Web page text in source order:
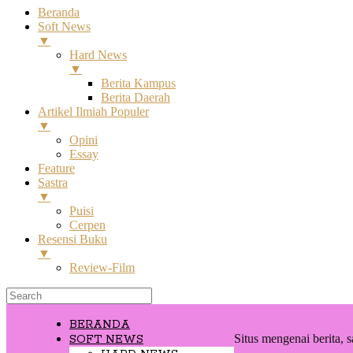
Beranda
Soft News
▼
Hard News
▼
Berita Kampus
Berita Daerah
Artikel Ilmiah Populer
▼
Opini
Essay
Feature
Sastra
▼
Puisi
Cerpen
Resensi Buku
▼
Review-Film
BERANDA
SOFT NEWS
Situs mengenai berita,